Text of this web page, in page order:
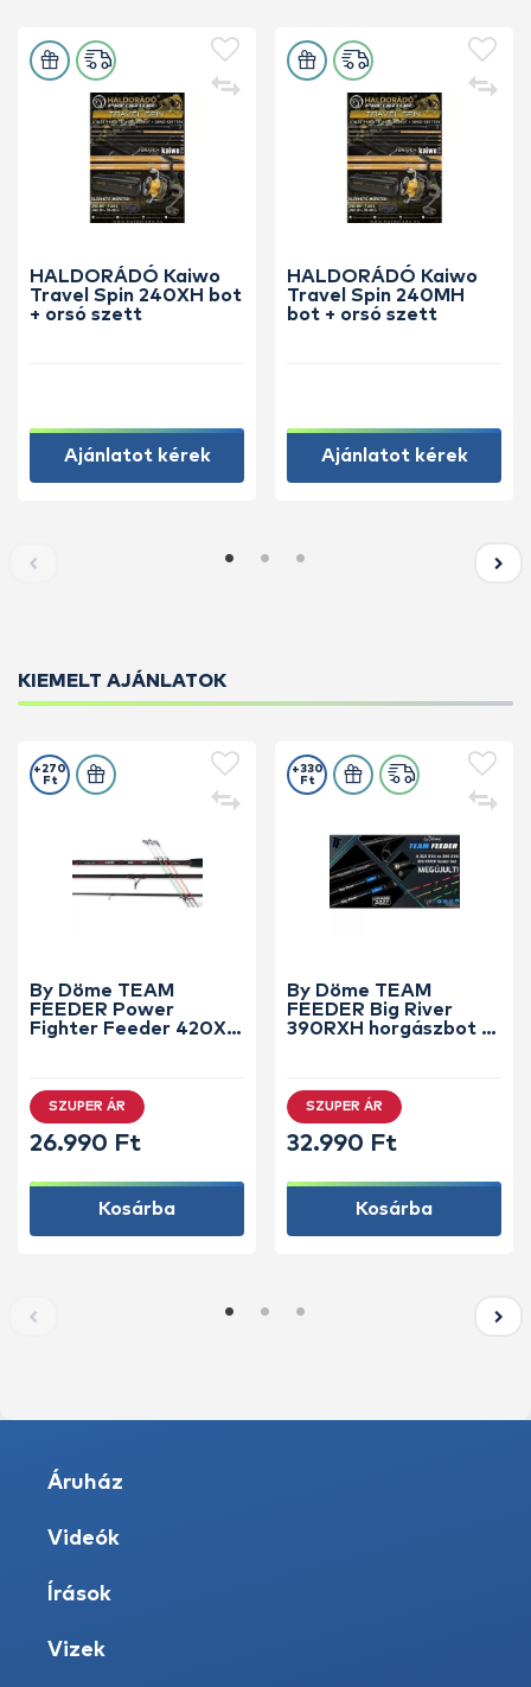
HALDORÁDÓ Kaiwo
Travel Spin 240XH bot
+ orsó szett
Ajánlatot kérek
HALDORÁDÓ Kaiwo
Travel Spin 240MH
bot + orsó szett
Ajánlatot kérek
KIEMELT AJÁNLATOK
By Döme TEAM
FEEDER Power
Fighter Feeder 420XH
+270
Ft
SZUPER ÁR
26.990 Ft
Kosárba
By Döme TEAM
FEEDER Big River
390RXH horgászbot +
+330
Ft
SZUPER ÁR
32.990 Ft
Kosárba
Áruház
Videók
Írások
Vizek